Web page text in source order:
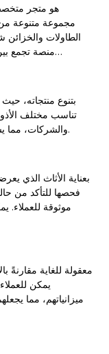
مجموعة متنوعة
الطاولات والخزائن
منصة تجمع
تناسب مختلف
والشركات، مما يساهم في ضمان وجود تخفيضات وعروض يومية.
فحصها للتأكد من
موثوقة للعملاء.
يمكن
ميزانياتهم، مما